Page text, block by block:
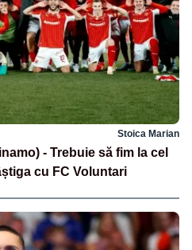
Stoica Marian
- Trebuie să fim la cel
cu FC Voluntari